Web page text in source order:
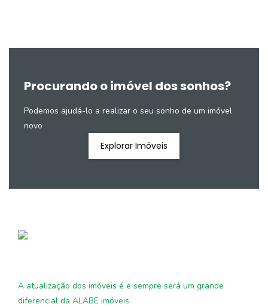
Procurando o imóvel dos sonhos?
Podemos ajudá-lo a realizar o seu sonho de um imóvel
novo
Explorar Imóveis
A atualização dos imóveis é e sempre será um grande
diferencial da ALABE imóveis